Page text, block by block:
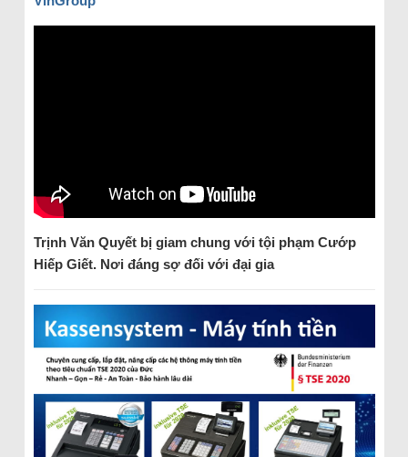
TrịnhVăn Quyết bị giam chungvới tội phạm Cướp
Hiếp Giết. Nơi đáng sợ đối với đại gia